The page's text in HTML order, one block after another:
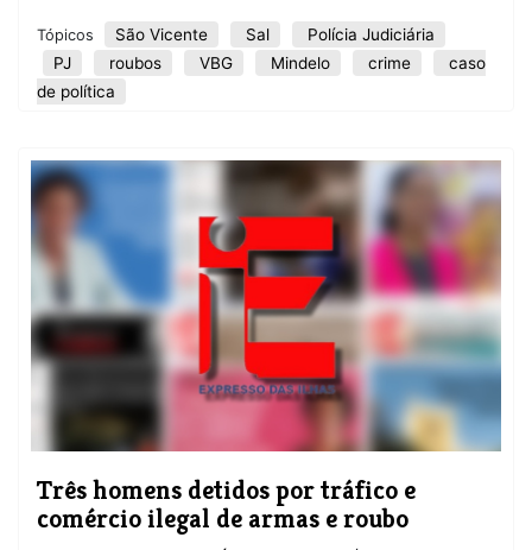
Tópicos São Vicente Sal
Polícia Judiciária
PJ
roubos VBG Mindelo crime
caso
de política
Três homens detidos por tráfico e
comércio ilegal de armas e roubo